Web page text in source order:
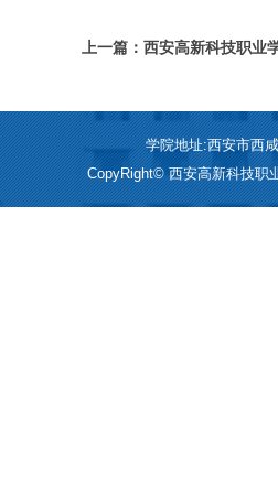
上一篇：西安高新科技职
学院地址:西安市西
CopyRight© 西安高新科技职